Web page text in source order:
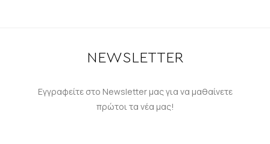
NEWSLETTER
Εγγραφείτε στο Newsletter μας για να μαθαίνετε
πρώτοι τα νέα μας!